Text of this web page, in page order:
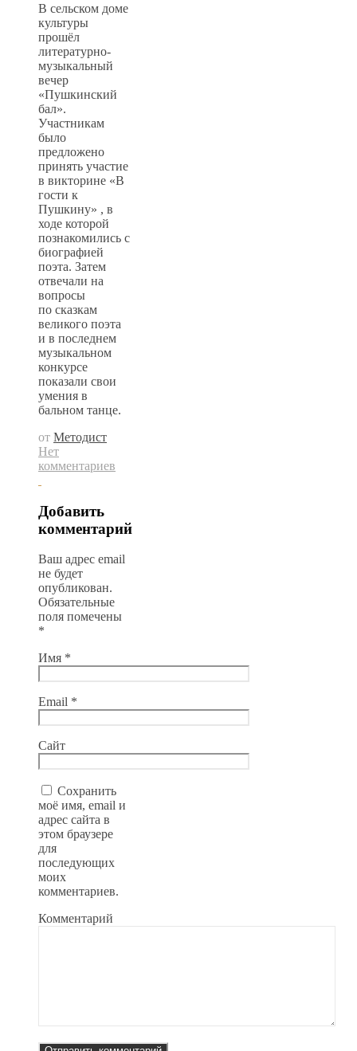
В сельском доме
культуры
прошёл
литературно-
музыкальный
вечер
«Пушкинский
бал».
Участникам
было
предложено
принять участие
в викторине «В
гости к
Пушкину» , в
ходе которой
познакомились с
биографией
поэта. Затем
отвечали на
вопросы
по сказкам
великого поэта
и в последнем
музыкальном
конкурсе
показали свои
умения в
бальном танце.
от Методист
Нет
комментариев
Добавить
комментарий
Ваш адрес email
не будет
опубликован.
Обязательные
поля помечены
*
Имя *
Email *
Сайт
Сохранить
моё имя, email и
адрес сайта в
этом браузере
для
последующих
моих
комментариев.
Комментарий